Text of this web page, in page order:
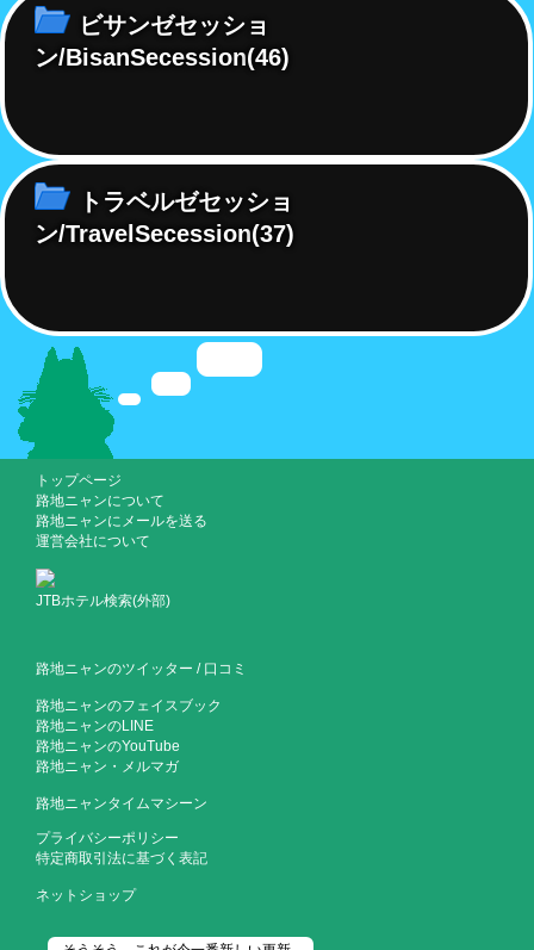
ビサンゼセッショ
ン/BisanSecession(46)
トラベルゼセッショ
ン/TravelSecession(37)
トップページ
路地ニャンについて
路地ニャンにメールを送る
運営会社について
JTBホテル検索(外部)
路地ニャンのツイッター / 口コミ
路地ニャンのフェイスブック
路地ニャンのLINE
路地ニャンのYouTube
路地ニャン・メルマガ
路地ニャンタイムマシーン
プライバシーポリシー
特定商取引法に基づく表記
ネットショップ